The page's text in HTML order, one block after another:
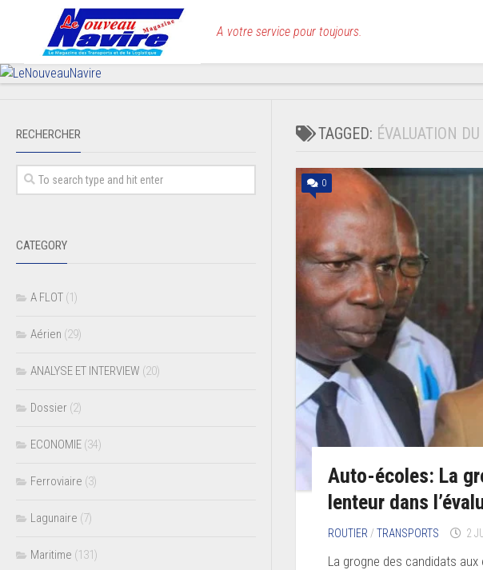
A votre service pour toujours.
TAGGED: ÉVALUATION
0
Auto-écoles: La
lenteur dans
ROUTIER /TRANSPORTS 2
La grogne des candidats
RECHERCHER
CATEGORY
A FLOT (1)
Aérien (29)
ANALYSE ET INTERVIEW (20)
Dossier (2)
ECONOMIE (34)
Ferroviaire (3)
Lagunaire (7)
Maritime (131)